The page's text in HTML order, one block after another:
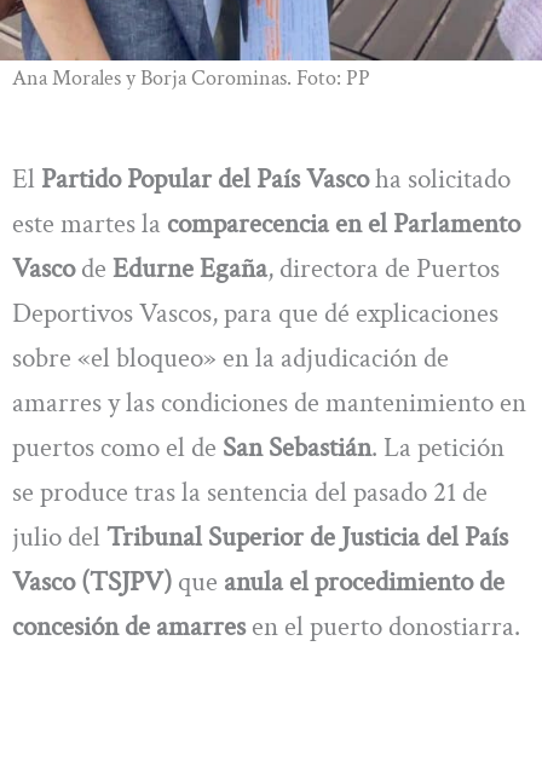
Ana Morales y Borja Corominas. Foto: PP
El Partido Popular del País Vascoha solicitado
este martes la comparecencia en el Parlamento
Vascode Edurne Egaña, directora de Puertos
Deportivos Vascos, para que dé explicaciones
sobre «el bloqueo» en la adjudicación de
amarres y las condiciones de mantenimiento en
puertos como el de San Sebastián. La petición
se produce tras la sentencia del pasado 21 de
julio del Tribunal Superior de Justicia del País
Vasco (TSJPV) que anula el procedimiento de
concesión de amarresen el puerto donostiarra.